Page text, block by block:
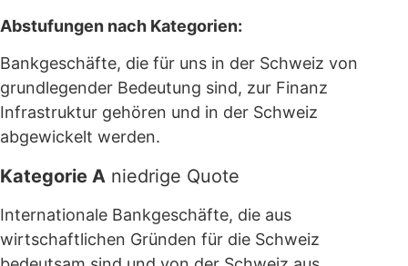
Abstufungen nach Kategorien:
Bankgeschäfte, die für uns in der Schweiz von
grundlegender Bedeutung sind, zur Finanz
Infrastruktur gehören und in der Schweiz
abgewickelt werden.
Kategorie A niedrige Quote
Internationale Bankgeschäfte, die aus
wirtschaftlichen Gründen für die Schweiz